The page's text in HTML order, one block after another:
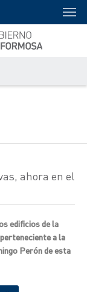
ahora en el
edificios de la
a la
Perón de esta